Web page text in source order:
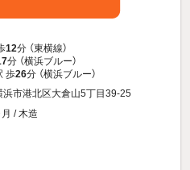
12分 （東横線）
分 （横浜ブルー）
歩26分 （横浜ブルー）
浜市港北区大倉山5丁目39-25
/ 木造